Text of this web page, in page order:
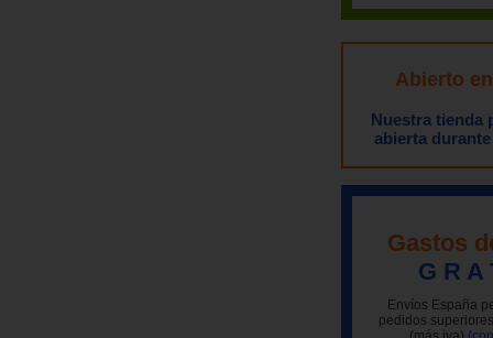
Abierto
Nuestra tienda
abierta
Gastos
G R A
Envíos España
pedidos